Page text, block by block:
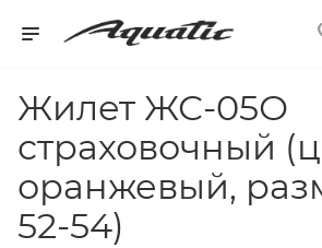
Жилет ЖС-05О
страховочный
оранжевый,
52-54)